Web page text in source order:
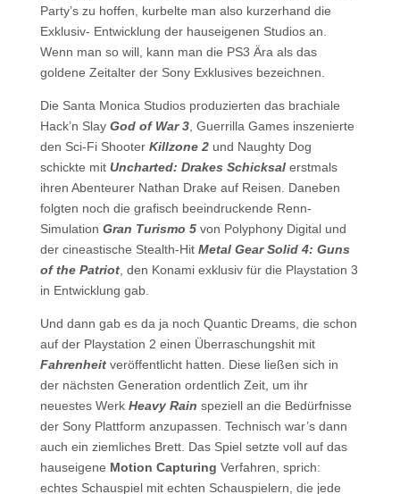
Party’s zu hoffen, kurbelte man also kurzerhand die
Exklusiv- Entwicklung der hauseigenen Studios an.
Wenn man so will, kann man die PS3 Ära als das
goldene Zeitalter der Sony Exklusives bezeichnen.
Die Santa Monica Studios produzierten das brachiale
Hack’n Slay God of War 3, Guerrilla Games inszenierte
den Sci-Fi Shooter Killzone 2 und Naughty Dog
schickte mit Uncharted: Drakes Schicksalerstmals
ihren Abenteurer Nathan Drake auf Reisen. Daneben
folgten noch die grafisch beeindruckende Renn-
Simulation Gran Turismo 5von Polyphony Digital und
der cineastische Stealth-Hit Metal Gear Solid 4: Guns
of the Patriot, den Konami exklusiv für die Playstation 3
in Entwicklung gab.
Und dann gab es da ja noch Quantic Dreams, die schon
auf der Playstation 2 einen Überraschungshit mit
Fahrenheit veröffentlicht hatten. Diese ließen sich in
der nächsten Generation ordentlich Zeit, um ihr
neuestes Werk Heavy Rain speziell an die Bedürfnisse
der Sony Plattform anzupassen. Technisch war’s dann
auch ein ziemliches Brett. Das Spiel setzte voll auf das
hauseigene Motion Capturing Verfahren, sprich:
echtes Schauspiel mit echten Schauspielern, die jede